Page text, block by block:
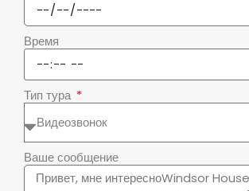
Время
Тип тура
Ваше сообщение